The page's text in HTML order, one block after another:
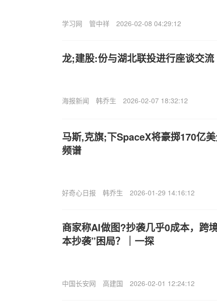
学习网 管中祥 2026-02-08 04:29:12
龙;建股:份与湖北联投进行座谈交流
海报新闻 韩乔生 2026-02-07 18:32:12
马斯,克旗;下SpaceX将豪掷170亿
频谱
好奇心日报 韩乔生 2026-01-29 14:16:12
商家称AI做图?抄袭几乎0成本，跨
本抄袭”困局？｜一探
中国长安网 高建国 2026-02-01 12:24:12